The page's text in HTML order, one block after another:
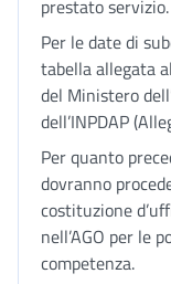
prestato servizio.
Per le date di
tabella allegata
del Ministero
dell’INPDAP
Per quanto
dovranno
costituzione
nell’AGO per le
competenza.